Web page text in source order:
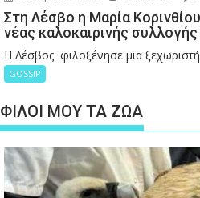
Στη Λέσβο η Μαρία
νέας καλοκαιρινής
Η Λέσβος φιλοξένησε μια
GOSSIP
ΦΙΛΟΙ ΜΟΥ ΤΑ ΖΩΑ